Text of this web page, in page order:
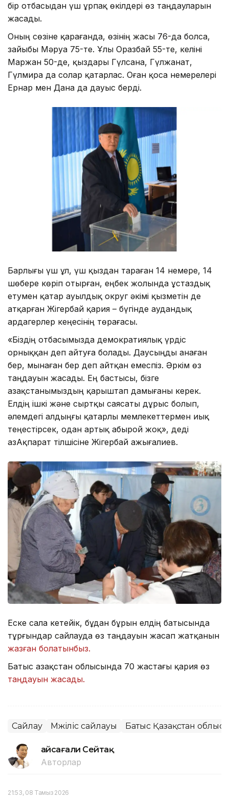
бір отбасыдан үш ұрпақ өкілдері өз таңдауларын
жасады.
Оның сөзіне қарағанда, өзінің жасы 76-да болса,
зайыбы Мәруа 75-те. Ұлы Оразбай 55-те, келіні
Маржан 50-де, қыздары Гүлсана, Гүлжанат,
Гүлмира да солар қатарлас. Оған қоса немерелері
Ернар мен Дана да дауыс берді.
Барлығы үш ұл, үш қыздан тараған 14 немере, 14
шөбере көріп отырған, еңбек жолында ұстаздық
етумен қатар ауылдық округ әкімі қызметін де
атқарған Жігербай қария – бүгінде аудандық
ардагерлер кеңесінің төрағасы.
«Біздің отбасымызда демократиялық үрдіс
орныққан деп айтуға болады. Даусыңды анаған
бер, мынаған бер деп айтқан емеспіз. Әркім өз
таңдауын жасады. Ең бастысы, бізге
Қазақстанымыздың қарыштап дамығаны керек.
Елдің ішкі және сыртқы саясаты дұрыс болып,
әлемдегі алдыңғы қатарлы мемлекеттермен иық
теңестірсек, одан артық абырой жоқ», деді
ҚазАқпарат тілшісіне Жігербай Қажығалиев.
Еске сала кетейік, бұдан бұрын елдің батысында
тұрғындар сайлауда өз таңдауын жасап жатқанын
жазған болатынбыз.
Батыс Қазақстан облысында 70 жастағы қария өз
таңдауын жасады.
Сайлау Мәжіліс сайлауы Батыс Қазақстан
Ғайсағали Сейтақ
Авторлар
21:53, 08 Тамыз 2026